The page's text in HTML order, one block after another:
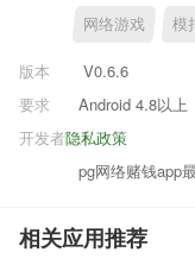
网络游戏 模
版本
V0.6.6
要求
Android 4.8以上
隐私政策
开发者
pg网络赌钱app
相关应用推荐